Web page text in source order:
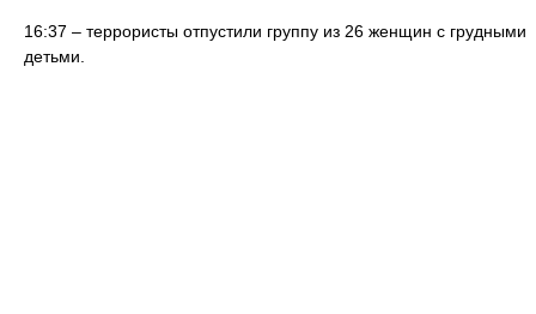
16:37 – террористы отпустили группу из 26 женщин с грудными
детьми.